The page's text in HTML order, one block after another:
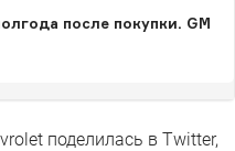
после покупки. GM
поделилась в Twitter,